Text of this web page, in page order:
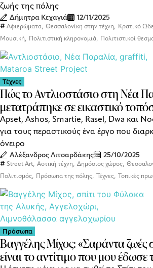
ζωής της πόλης
Δήμητρα Κεχαγιά 12/11/2025
Αφιερώματα Θεσσαλονίκη στην τέχνη Κρατικό
Μουσική Πολιτιστική κληρονομιά Πολιτιστικοί
Τέχνες
Πώς το Αντλιοστάσιο στη Νέα
μετατράπηκε σε εικαστικό
Αpset, Ashos, Smartie, Rasel, Dwa και
για τους περαστικούς ένα έργο που
όνειρο
Αλέξανδρος Λιτσαρδάκης 25/10/2025
Street Art Αστική τέχνη Δημόσιος χώρος
Πολιτισμός Πρόσωπα της πόλης Τέχνες Τοπικές
Πρόσωπα
Βαγγέλης Μίχος: «Σαράντα
είναι το αντίτιμο που μου έδωσε